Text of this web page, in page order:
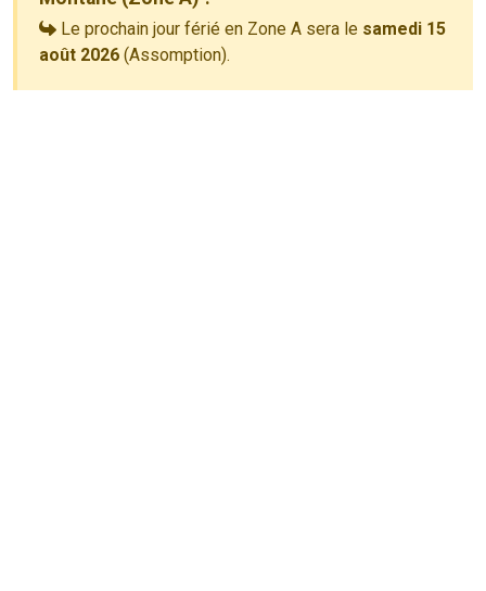
Le prochain jour férié en Zone A sera le samedi 15
août 2026 (Assomption).